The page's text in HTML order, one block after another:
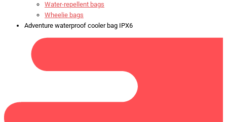
Water-repellent bags
Wheelie bags
Adventure waterproof cooler bag IPX6